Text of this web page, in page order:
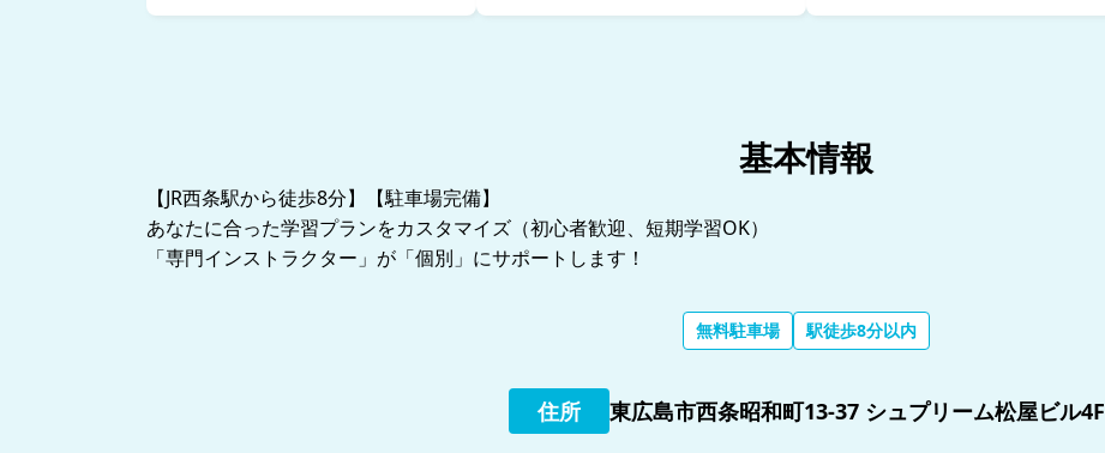
基本情報
【JR西条駅から徒歩8分】【駐車場完備】
あなたに合った学習プランをカスタマイズ（初心者歓迎、短期学習OK）
「専門インストラクター」が「個別」にサポートします！
無料駐車場 駅徒歩8分以内
住所 東広島市西条昭和町13-37 シュプリーム松屋ビル4F